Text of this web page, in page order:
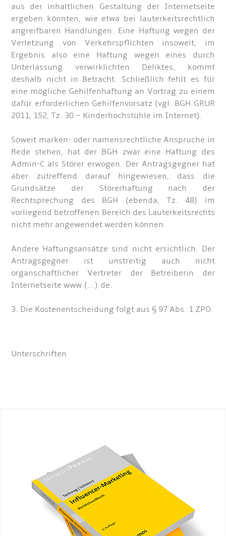
aus der inhaltlichen Gestaltung der Internetseite
ergeben könnten, wie etwa bei lauterkeitsrechtlich
angreifbaren Handlungen. Eine Haftung wegen der
Verletzung von Verkehrspflichten insoweit, im
Ergebnis also eine Haftung wegen eines durch
Unterlassung verwirklichten Deliktes, kommt
deshalb nicht in Betracht. Schließlich fehlt es für
eine mögliche Gehilfenhaftung an Vortrag zu einem
dafür erforderlichen Gehilfenvorsatz (vgl. BGH GRUR
2011, 152, Tz. 30 – Kinderhochstühle im Internet).
Soweit marken- oder namensrechtliche Anspruche in
Rede stehen, hat der BGH zwar eine Haftung des
Admin-C als Störer erwogen. Der Antragsgegner hat
aber zutreffend darauf hingewiesen, dass die
Grundsätze der Störerhaftung nach der
Rechtsprechung des BGH (ebenda, Tz. 48) im
vorliegend betroffenen Bereich des Lauterkeitsrechts
nicht mehr angewendet werden können.
Andere Haftungsansätze sind nicht ersichtlich. Der
Antragsgegner ist unstreitig auch nicht
organschaftlicher Vertreter der Betreiberin der
Internetseite www.(...).de.
3. Die Kostenentscheidung folgt aus § 97 Abs. 1 ZPO.
Unterschriften